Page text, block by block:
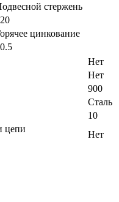
стержень
цинкование
Нет
Нет
900
Сталь
10
цепи
Нет